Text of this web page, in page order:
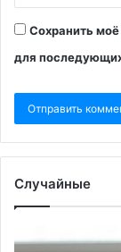
Сохранить
для
Случайные